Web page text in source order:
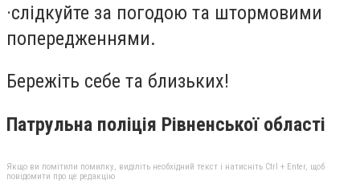
·слідкуйте за погодою та штормовими
попередженнями.
Бережіть себе та близьких!
Патрульна поліція Рівненської області
Якщо ви помітили помилку, виділіть необхідний текст і натисніть Ctrl + Enter, щоб
повідомити про це редакцію